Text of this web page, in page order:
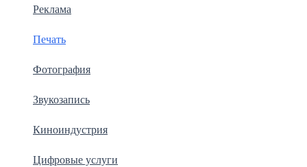
Реклама
Печать
Фотография
Звукозапись
Киноиндустрия
Цифровые услуги